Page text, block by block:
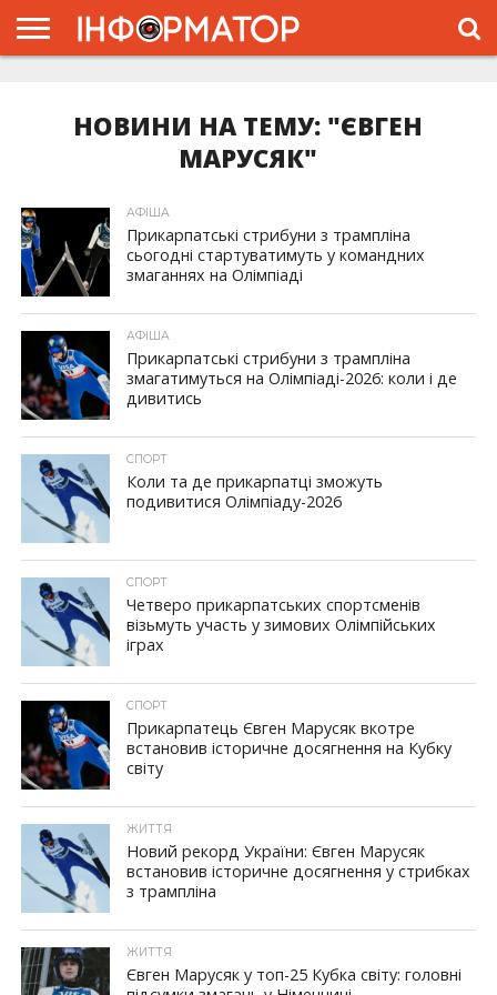
НОВИНИ НА ТЕМУ: "ЄВГЕН
МАРУСЯК"
АФІША
Прикарпатські стрибуни з трампліна
сьогодні стартуватимуть у командних
змаганнях на Олімпіаді
АФІША
Прикарпатські стрибуни з трампліна
змагатимуться на Олімпіаді-2026: коли і де
дивитись
СПОРТ
Коли та де прикарпатці зможуть
подивитися Олімпіаду-2026
СПОРТ
Четверо прикарпатських спортсменів
візьмуть участь у зимових Олімпійських
іграх
СПОРТ
Прикарпатець Євген Марусяк вкотре
встановив історичне досягнення на Кубку
світу
ЖИТТЯ
Новий рекорд України: Євген Марусяк
встановив історичне досягнення у стрибках
з трампліна
ЖИТТЯ
Євген Марусяк у топ-25 Кубка світу: головні